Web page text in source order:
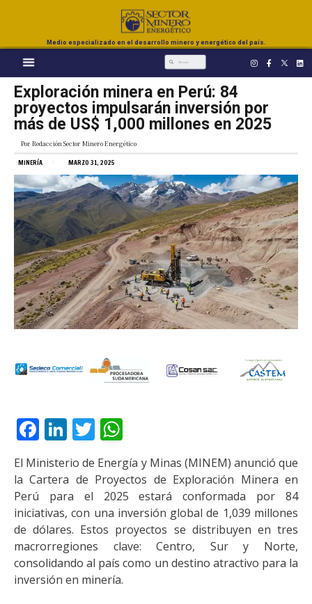
Medio especializado en el desarrollo minero y energético del país.
Exploración minera en Perú: 84
proyectos impulsarán inversión por
más de US$ 1,000 millones en 2025
Por Redacción Sector Minero Energético
MINERÍA MARZO 31, 2025
Facebook
LinkedIn
Twitter
El Ministerio de Energía y Minas (MINEM) anunció que
la Cartera de Proyectos de Exploración Minera en
Perú para el 2025 estará conformada por 84
iniciativas, con una inversión global de 1,039 millones
de dólares. Estos proyectos se distribuyen en tres
macrorregiones clave: Centro, Sur y Norte,
consolidando al país como un destino atractivo para la
inversión en minería.